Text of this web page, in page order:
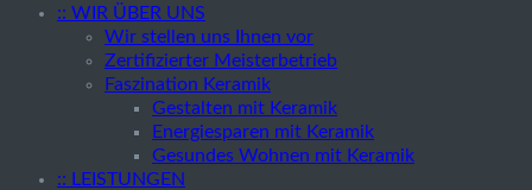
:: WIR ÜBER UNS
Wir stellen uns Ihnen vor
Zertifizierter Meisterbetrieb
Faszination Keramik
Gestalten mit Keramik
Energiesparen mit Keramik
Gesundes Wohnen mit Keramik
:: LEISTUNGEN